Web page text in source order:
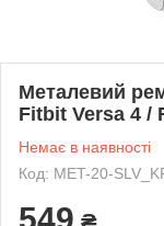
Металевий
Fitbit Versa 4 /
Немає в наявності
Код: MET-20-
549